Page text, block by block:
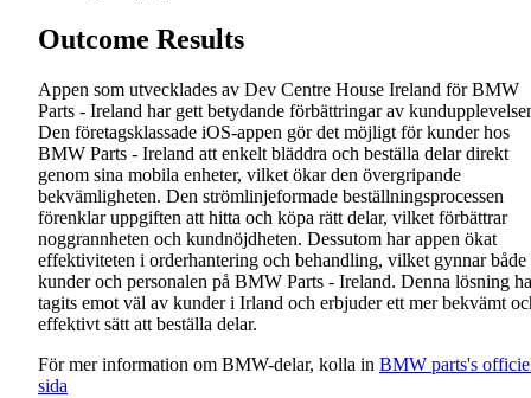
Outcome Results
Appen som utvecklades av Dev Centre House Ireland för BMW
Parts - Ireland har gett betydande förbättringar av
Den företagsklassade iOS-appen gör det möjligt för kunder hos
BMW Parts - Ireland att enkelt bläddra och beställa delar direkt
genom sina mobila enheter, vilket ökar den övergripande
bekvämligheten. Den strömlinjeformade beställningsprocessen
förenklar uppgiften att hitta och köpa rätt delar, vilket förbättrar
noggrannheten och kundnöjdheten. Dessutom har appen ökat
effektiviteten i orderhantering och behandling, vilket gynnar både
kunder och personalen på BMW Parts - Ireland. Denna lösning
tagits emot väl av kunder i Irland och erbjuder ett mer bekvämt
effektivt sätt att beställa delar.
För mer information om BMW-delar, kolla in BMW parts's
sida